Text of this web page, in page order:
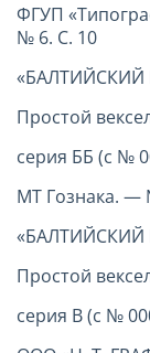
ФГУП
№ 6. С. 10
«БАЛТИЙСКИЙ
Простой
серия ББ (с №
МТ Гознака. —
«БАЛТИЙСКИЙ
Простой
серия В (с №